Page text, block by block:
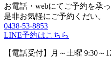
お電話・webにてご予約を承っ
是非お気軽にご予約くだい。
0438-53-8853
LINE予約はこちら
【電話受付】月～土曜 9:30～